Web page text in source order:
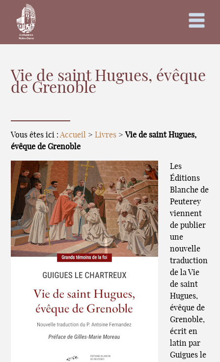
Vie de saint Hugues, évêque
de Grenoble
Vous êtes ici :Accueil > Livres >Vie de saint Hugues,
évêque de Grenoble
Les
Éditions
Blanche de
Peuterey
viennent
de publier
une
nouvelle
traduction
de la Vie
de saint
Hugues,
évêque de
Grenoble,
écrit en
latin par
Guigues le